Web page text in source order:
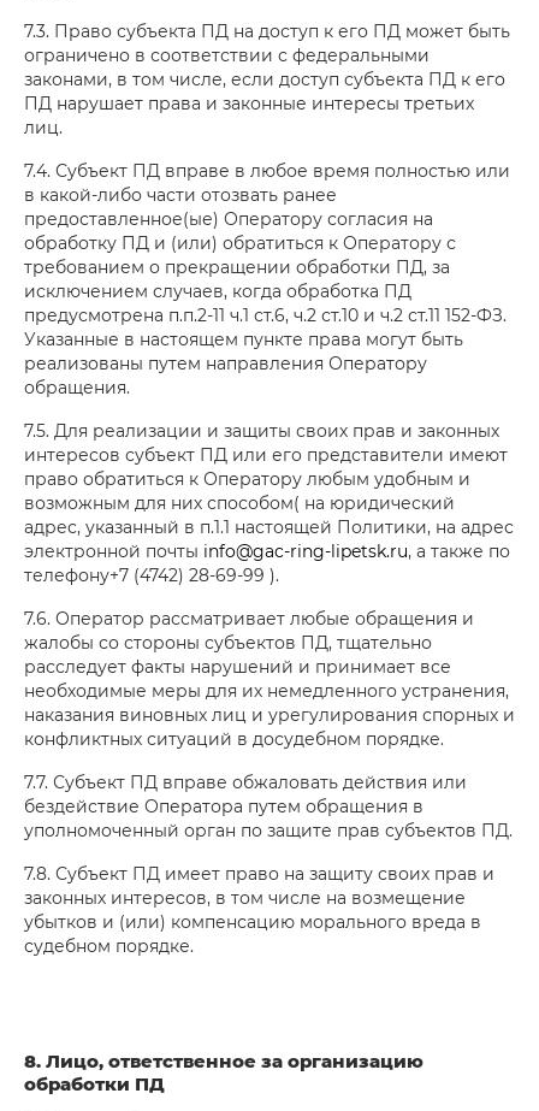
7.3. Право субъекта ПД на доступ к его ПД может быть
ограничено в соответствии с федеральными
законами, в том числе, если доступ субъекта ПД к его
ПД нарушает права и законные интересы третьих
лиц.
7.4. Субъект ПД вправе в любое время полностью или
в какой-либо части отозвать ранее
предоставленное(ые) Оператору согласия на
обработку ПД и (или) обратиться к Оператору с
требованием о прекращении обработки ПД, за
исключением случаев, когда обработка ПД
предусмотрена п.п.2-11 ч.1 ст.6, ч.2 ст.10 и ч.2 ст.11 152-ФЗ.
Указанные в настоящем пункте права могут быть
реализованы путем направления Оператору
обращения.
7.5. Для реализации и защиты своих прав и законных
интересов субъект ПД или его представители имеют
право обратиться к Оператору любым удобным и
возможным для них способом( на юридический
адрес, указанный в п.1.1 настоящей Политики, на адрес
электронной почты info@gac-ring-lipetsk.ru, а также по
телефону+7 (4742) 28-69-99 ).
7.6. Оператор рассматривает любые обращения и
жалобы со стороны субъектов ПД, тщательно
расследует факты нарушений и принимает все
необходимые меры для их немедленного устранения,
наказания виновных лиц и урегулирования спорных и
конфликтных ситуаций в досудебном порядке.
7.7. Субъект ПД вправе обжаловать действия или
бездействие Оператора путем обращения в
уполномоченный орган по защите прав субъектов ПД.
7.8. Субъект ПД имеет право на защиту своих прав и
законных интересов, в том числе на возмещение
убытков и (или) компенсацию морального вреда в
судебном порядке.
8. Лицо, ответственное за организацию
обработки ПД